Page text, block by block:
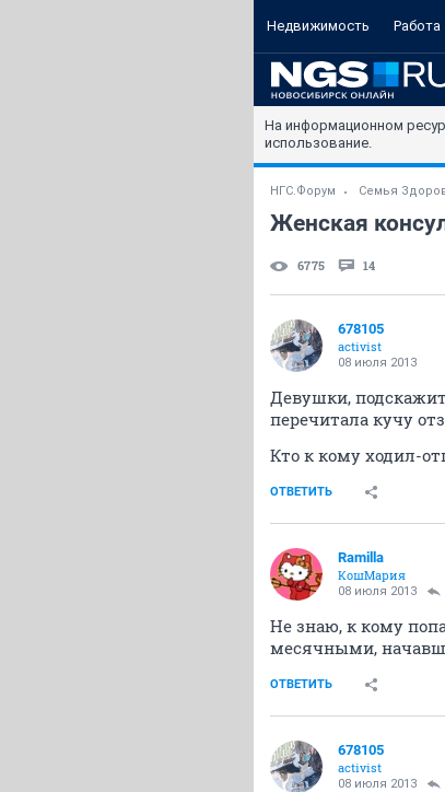
Недвижимость Работа
На информационном
использование.
НГС.Форум Семья
Женская
6775 14
678105
activist
08 июля 2013
Девушки,
перечитала кучу
Кто к кому ходил-
ОТВЕТИТЬ
Ramilla
КошМария
08 июля 2013
Не знаю, к кому
месячными,
ОТВЕТИТЬ
678105
activist
08 июля 2013